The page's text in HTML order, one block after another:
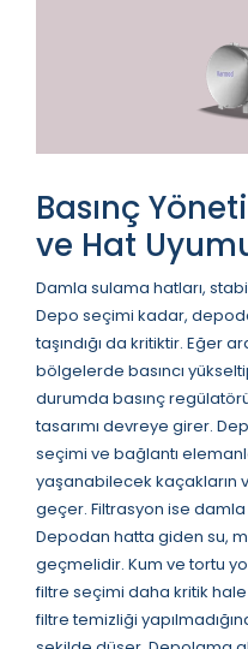
Basınç
ve Hat
Damla sulama hatları,
Depo seçimi kadar,
taşındığı da kritiktir. Eğer
bölgelerde basıncı
durumda basınç
tasarımı devreye girer.
seçimi ve bağlantı
yaşanabilecek kaçakların
geçer. Filtrasyon ise damla
Depodan hatta giden su,
geçmelidir. Kum ve tortu
filtre seçimi daha kritik
filtre temizliği